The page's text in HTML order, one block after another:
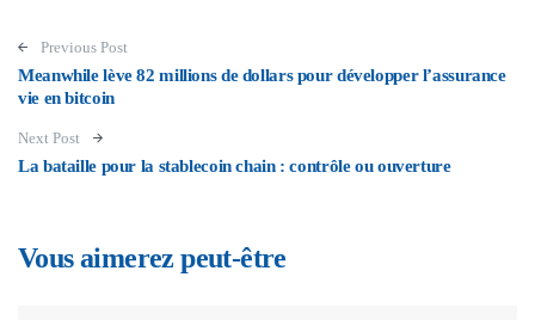
Post navigation
Previous Post
Meanwhile lève 82 millions de dollars pour développer l’assurance
vie en bitcoin
Next Post
La bataille pour la stablecoin chain : contrôle ou ouverture
Vous aimerez peut-être